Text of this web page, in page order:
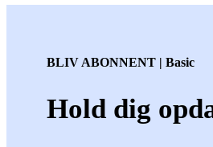
BLIV ABONNENT | Basic
Hold dig